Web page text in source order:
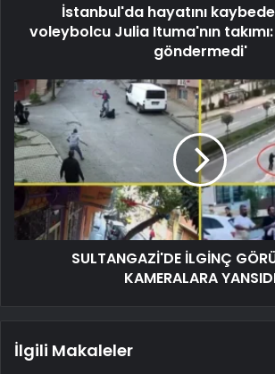
İstanbul'da hayatını
voleybolcu Julia Ituma'nın
göndermedi'
SULTANGAZİ'DE İLGİNÇ
KAMERALARA
İlgili Makaleler